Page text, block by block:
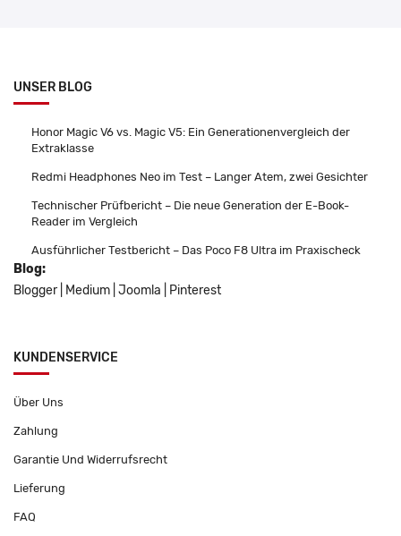
UNSER BLOG
Honor Magic V6 vs. Magic V5: Ein Generationenvergleich der
Extraklasse
Redmi Headphones Neo im Test – Langer Atem, zwei Gesichter
Technischer Prüfbericht – Die neue Generation der E-Book-
Reader im Vergleich
Ausführlicher Testbericht – Das Poco F8 Ultra im Praxischeck
Blog:
Blogger
Medium Joomla Pinterest
KUNDENSERVICE
Über Uns
Zahlung
Garantie Und Widerrufsrecht
Lieferung
FAQ